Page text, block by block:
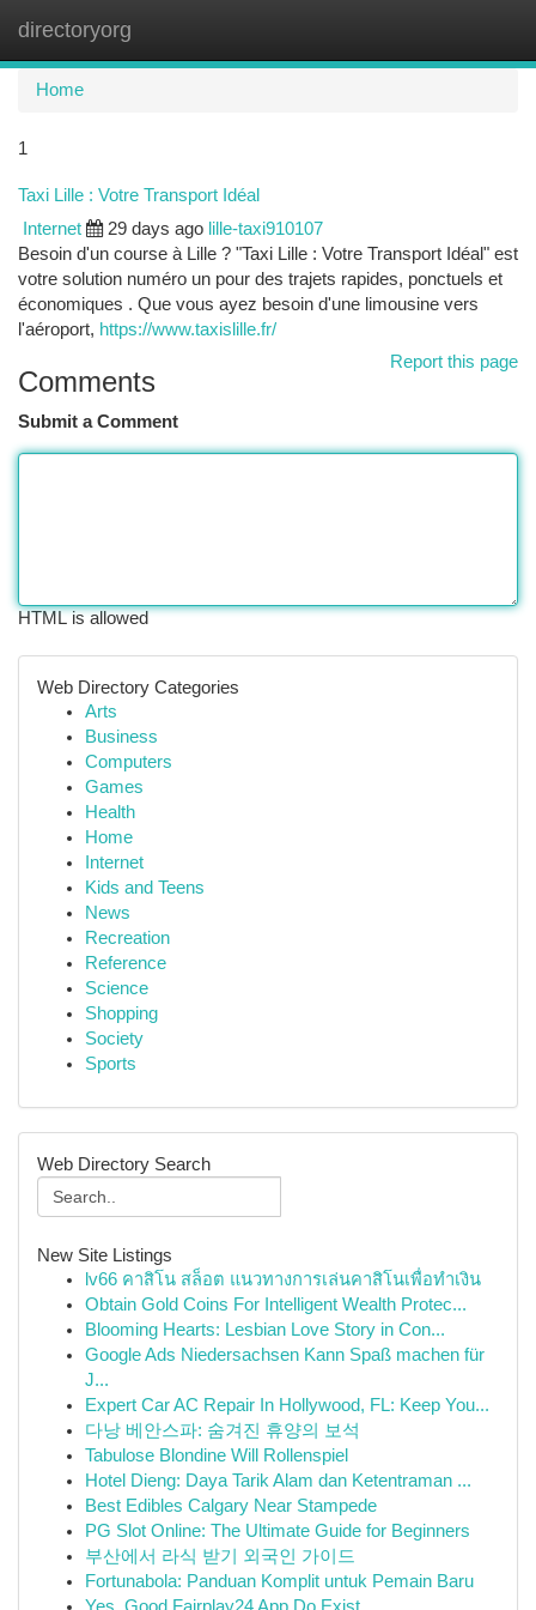
directoryorg
Home
1
Taxi Lille : Votre Transport Idéal
Internet 29 days ago lille-taxi910107
Besoin d'un course à Lille ? "Taxi Lille : Votre Transport Idéal" est
votre solution numéro un pour des trajets rapides, ponctuels et
économiques . Que vous ayez besoin d'une limousine vers
l'aéroport, https://www.taxislille.fr/
Report this page
Comments
Submit a Comment
HTML is allowed
Web Directory Categories
Arts
Business
Computers
Games
Health
Home
Internet
Kids and Teens
News
Recreation
Reference
Science
Shopping
Society
Sports
Web Directory Search
New Site Listings
lv66 คาสิโน สล็อต แนวทางการเล่นคาสิโนเพื่อทำเงิน
Obtain Gold Coins For Intelligent Wealth Protec...
Blooming Hearts: Lesbian Love Story in Con...
Google Ads Niedersachsen Kann Spaß machen für
J...
Expert Car AC Repair In Hollywood, FL: Keep You...
다낭 베안스파: 숨겨진 휴양의 보석
Tabulose Blondine Will Rollenspiel
Hotel Dieng: Daya Tarik Alam dan Ketentraman ...
Best Edibles Calgary Near Stampede
PG Slot Online: The Ultimate Guide for Beginners
부산에서 라식 받기 외국인 가이드
Fortunabola: Panduan Komplit untuk Pemain Baru